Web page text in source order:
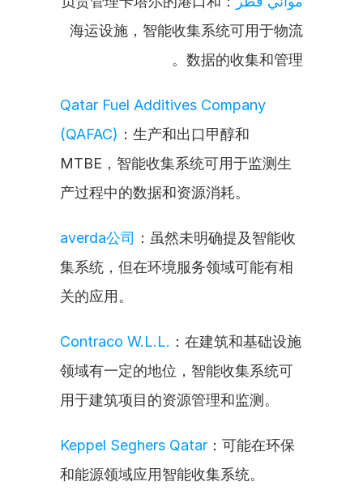
海运设施，智能收集系统可用于物流
数据的收集和管理。
Qatar Fuel Additives Company
(QAFAC) ：生产和出口甲醇和
MTBE，智能收集系统可用于监测生
产过程中的数据和资源消耗。
averda公司 ：虽然未明确提及智能收
集系统，但在环境服务领域可能有相
关的应用。
Contraco W.L.L. ：在建筑和基础设施
领域有一定的地位，智能收集系统可
用于建筑项目的资源管理和监测。
Keppel Seghers Qatar ：可能在环保
和能源领域应用智能收集系统。